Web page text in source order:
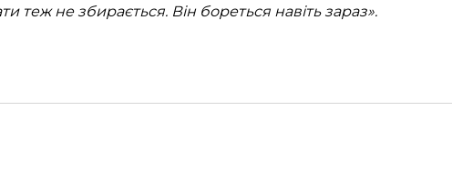
теж не збирається. Він бореться навіть зараз».